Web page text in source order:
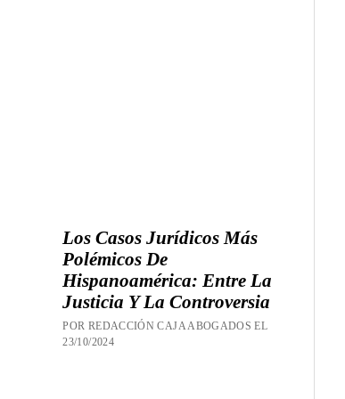
Los Casos Jurídicos Más
Polémicos De
Hispanoamérica: Entre La
Justicia Y La Controversia
POR REDACCIÓN CAJA ABOGADOS EL
23/10/2024